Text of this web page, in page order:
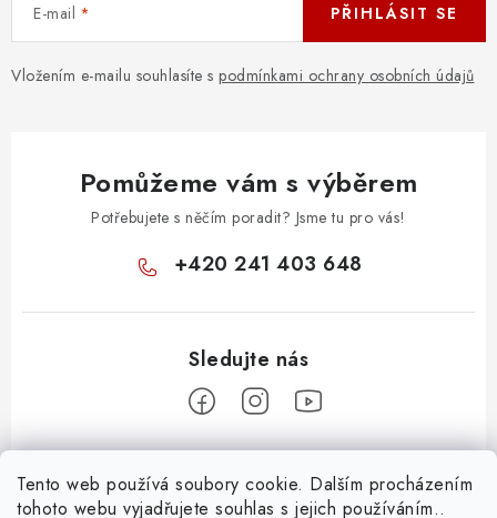
Tento web používá soubory cookie. Dalším procházením
tohoto webu vyjadřujete souhlas s jejich používáním..
E-mail
Vložením e-mailu souhlasíte s podmínkami ochrany osobních údajů
PŘIHLÁSIT SE
Pomůžeme vám s výběrem
Potřebujete s něčím poradit? Jsme tu pro vás!
+420 241 403 648
Z